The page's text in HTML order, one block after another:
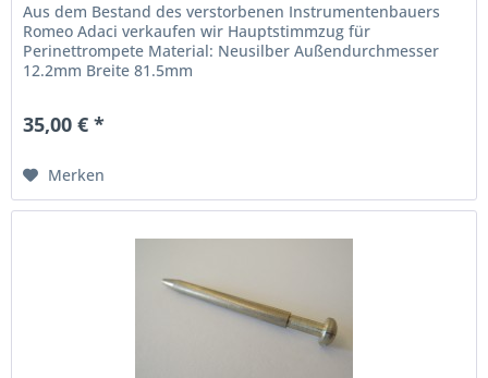
Aus dem Bestand des verstorbenen Instrumentenbauers
Romeo Adaci verkaufen wir Hauptstimmzug für
Perinettrompete Material: Neusilber Außendurchmesser
12.2mm Breite 81.5mm
35,00 € *
Merken